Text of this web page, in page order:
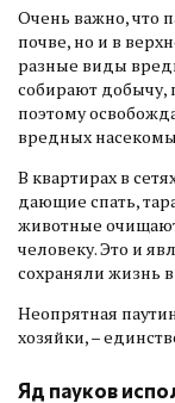
Очень важно, что
почве, но и в
разные виды
собирают добычу,
поэтому
вредных
В квартирах в
дающие спать,
животные
человеку. Это и
сохраняли жизнь
Неопрятная
хозяйки, –
Яд пауков